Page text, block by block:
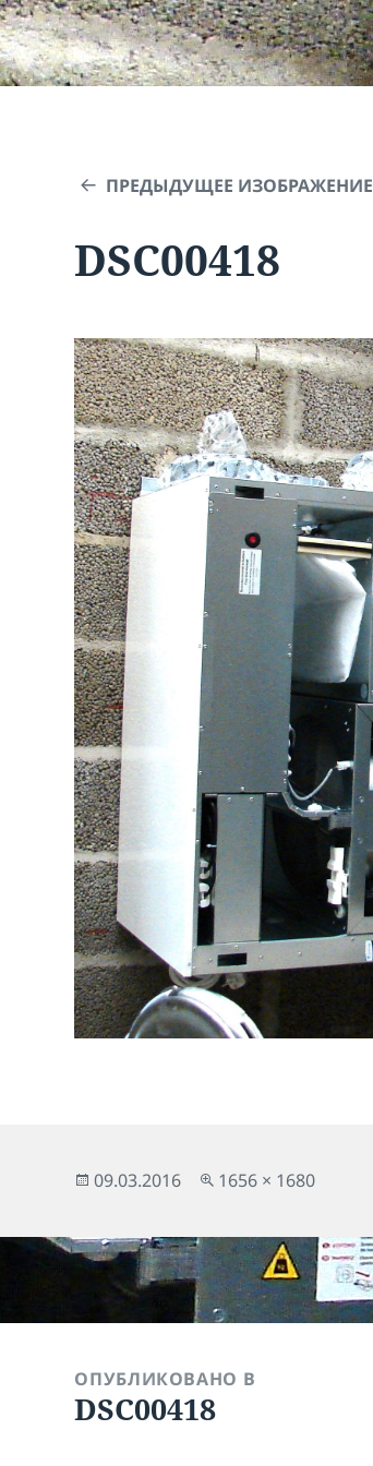
ПРЕДЫДУЩЕЕ ИЗОБРАЖЕНИЕ
DSC00418
Опубликовано
09.03.2016
Полный
1656 × 1680
записям
ОПУБЛИКОВАНО В
DSC00418